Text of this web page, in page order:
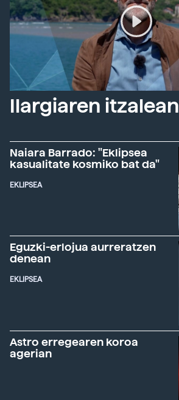
Ilargiaren itzalean
Naiara Barrado: "Eklipsea
kasualitate kosmiko bat da"
EKLIPSEA
Eguzki-erlojua aurreratzen
denean
EKLIPSEA
Astro erregearen koroa
agerian